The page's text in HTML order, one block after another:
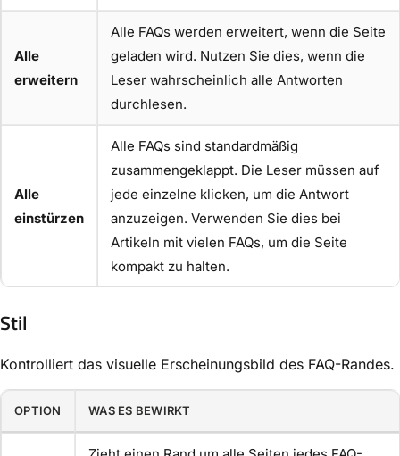
Alle
erweitern
Alle FAQs werden erweitert, wenn die Seite
geladen wird. Nutzen Sie dies, wenn die
Leser wahrscheinlich alle Antworten
durchlesen.
Alle
einstürzen
Alle FAQs sind standardmäßig
zusammengeklappt. Die Leser müssen auf
jede einzelne klicken, um die Antwort
anzuzeigen. Verwenden Sie dies bei
Artikeln mit vielen FAQs, um die Seite
kompakt zu halten.
Stil
Kontrolliert das visuelle Erscheinungsbild des FAQ-Randes.
OPTION WAS ES BEWIRKT